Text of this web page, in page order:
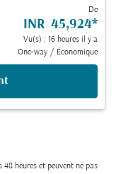
De
INR 45,924*
Vu(s) : 16 heures il y a
One-way / Économique
cmp-pagination-
heures et peuvent ne pas